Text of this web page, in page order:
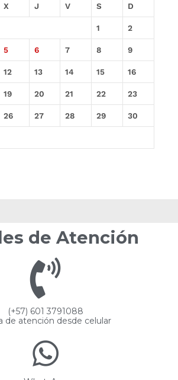
X J V S D
1 2
5 6 7 8 9
12 13 14 15 16
19 20 21 22 23
26 27 28 29 30
de Atención
(+57) 601 3791088
de atención desde celular